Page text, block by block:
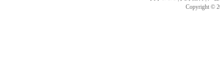
Copyright ©